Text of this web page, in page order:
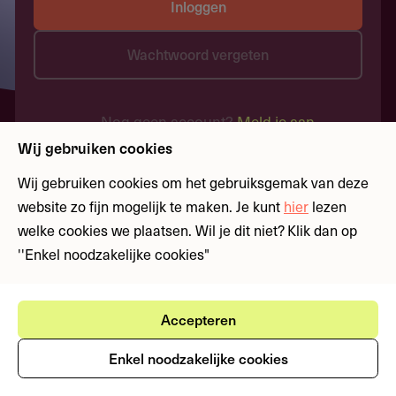
Inloggen
Wachtwoord vergeten
Nog geen account?Meld je aan
Wij gebruiken cookies
Wij gebruiken cookies om het gebruiksgemak van deze
website zo fijn mogelijk te maken. Je kunt hier lezen
welke cookies we plaatsen. Wil je dit niet? Klik dan op
''Enkel noodzakelijke cookies"
Accepteren
Enkel noodzakelijke cookies